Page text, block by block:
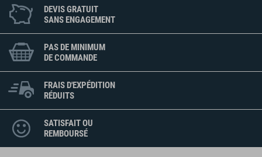
DEVIS GRATUIT
SANS ENGAGEMENT
PAS DE MINIMUM
DE COMMANDE
FRAIS D'EXPÉDITION
RÉDUITS
SATISFAIT OU
REMBOURSÉ